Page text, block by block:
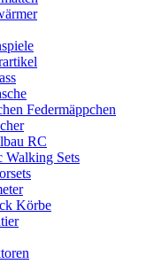
Federmäppchen
RC
Walking Sets
Körbe